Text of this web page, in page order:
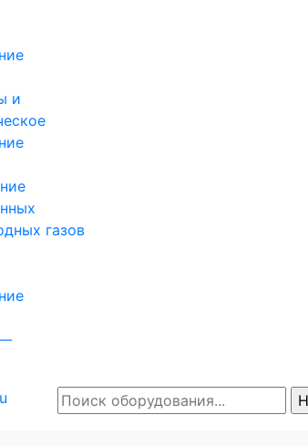
и
газов